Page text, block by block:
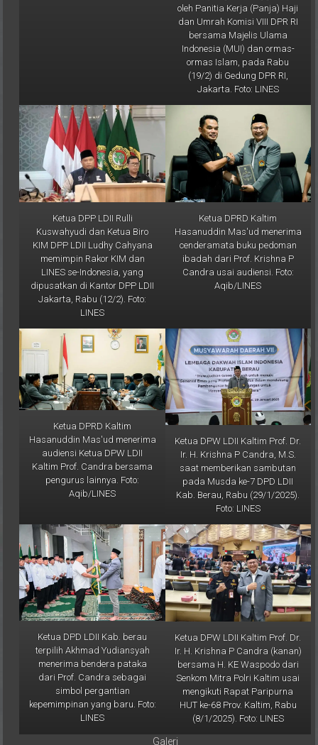
dan Umrah Komisi VIII DPR RI
bersama Majelis Ulama
Indonesia (MUI) dan ormas-
ormas Islam, pada Rabu
(19/2) di Gedung DPR RI,
Jakarta. Foto: LINES
Ketua DPP LDII Rulli
Kuswahyudi dan Ketua Biro
KIM DPP LDII Ludhy Cahyana
memimpin Rakor KIM dan
LINES se-Indonesia, yang
dipusatkan di Kantor DPP LDII
Jakarta, Rabu (12/2). Foto:
LINES
Ketua DPRD Kaltim
Hasanuddin Mas'ud menerima
cenderamata buku pedoman
ibadah dari Prof. Krishna P
Candra usai audiensi. Foto:
Aqib/LINES
Ketua DPRD Kaltim
Hasanuddin Mas'ud menerima
audiensi Ketua DPW LDII
Kaltim Prof. Candra bersama
pengurus lainnya. Foto:
Aqib/LINES
Ketua DPW LDII Kaltim Prof. Dr.
Ir. H. Krishna P Candra, M.S.
saat memberikan sambutan
pada Musda ke-7 DPD LDII
Kab. Berau, Rabu (29/1/2025).
Foto: LINES
Ketua DPD LDII Kab. berau
terpilih Akhmad Yudiansyah
menerima bendera pataka
dari Prof. Candra sebagai
simbol pergantian
kepemimpinan yang baru. Foto:
LINES
Ketua DPW LDII Kaltim Prof. Dr.
Ir. H. Krishna P Candra (kanan)
bersama H. KE Waspodo dari
Senkom Mitra Polri Kaltim usai
mengikuti Rapat Paripurna
HUT ke-68 Prov. Kaltim, Rabu
(8/1/2025). Foto: LINES